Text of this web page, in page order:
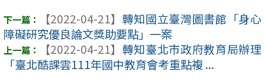
【2022-04-21】 轉知國立臺灣圖書館「身心
障礙研究優良論文獎助要點」一案
【2022-04-21】 轉知臺北市政府教育局辦理
「臺北酷課雲111年國中教育會考重點複 ...